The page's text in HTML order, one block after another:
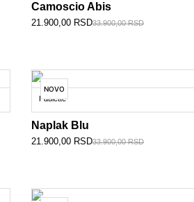
Camoscio Abis
33.900,00RSD
21.900,00 RSD
NOVO
Paulette
Naplak Blu
33.900,00RSD
21.900,00 RSD